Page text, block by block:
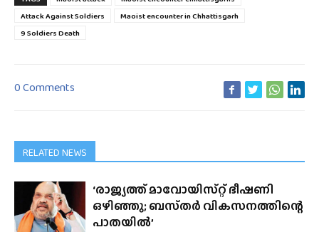
Attack Against Soldiers
Maoist encounter in Chhattisgarh
9 Soldiers Death
0 Comments
RELATED NEWS
‘രാജ്യത്ത് മാവോയിസ്‌റ്റ് ഭീഷണി
ഒഴിഞ്ഞു; ബസ്‌തർ വികസനത്തിന്റെ
പാതയിൽ’